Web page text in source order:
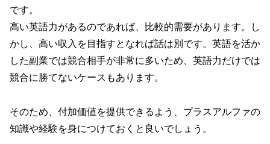
です。
高い英語力があるのであれば、比較的需要があります。し
かし、高い収入を目指すとなれば話は別です。英語を活か
した副業では競合相手が非常に多いため、英語力だけでは
競合に勝てないケースもあります。
そのため、付加価値を提供できるよう、プラスアルファの
知識や経験を身につけておくと良いでしょう。